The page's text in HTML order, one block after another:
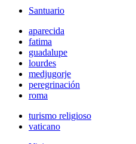
Santuario
aparecida
fatima
guadalupe
lourdes
medjugorje
peregrinación
roma
turismo religioso
vaticano